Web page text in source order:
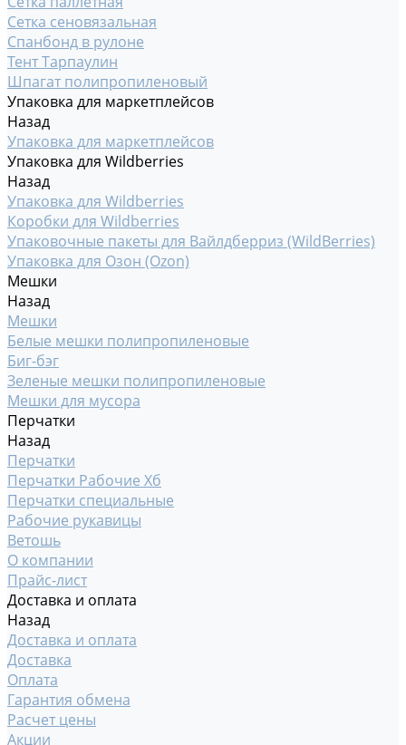
Сетка сеновязальная
Спанбонд в рулоне
Тент Тарпаулин
Шпагат полипропиленовый
Упаковка для маркетплейсов
Назад
Упаковка для маркетплейсов
Упаковка для Wildberries
Назад
Упаковка для Wildberries
Коробки для Wildberries
Упаковочные пакеты для Вайлдберриз (WildBerries)
Упаковка для Озон (Ozon)
Мешки
Назад
Мешки
Белые мешки полипропиленовые
Биг-бэг
Зеленые мешки полипропиленовые
Мешки для мусора
Перчатки
Назад
Перчатки
Перчатки Рабочие Хб
Перчатки специальные
Рабочие рукавицы
Ветошь
О компании
Прайс-лист
Доставка и оплата
Назад
Доставка и оплата
Доставка
Оплата
Гарантия обмена
Расчет цены
Акции